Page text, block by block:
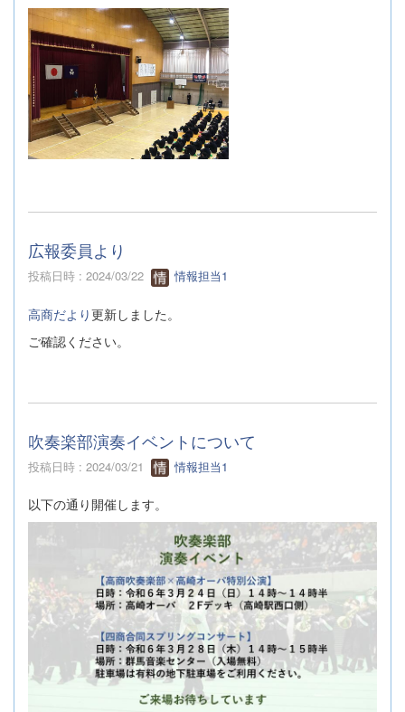
広報委員より
投稿日時 : 2024/03/22 情報担当1
高商だより更新しました。
ご確認ください。
吹奏楽部演奏イベントについて
投稿日時 : 2024/03/21 情報担当1
以下の通り開催します。